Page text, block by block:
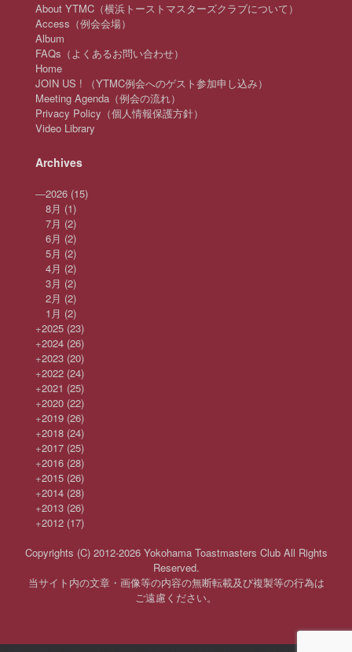
About YTMC（横浜トーストマスターズクラブについて）
Access（例会会場）
Album
FAQs（よくあるお問い合わせ）
Home
JOIN US ! （YTMC例会へのゲスト参加申し込み）
Meeting Agenda（例会の流れ）
Privacy Policy（個人情報保護方針）
Video Library
Archives
—2026 (15)
8月 (1)
7月 (2)
6月 (2)
5月 (2)
4月 (2)
3月 (2)
2月 (2)
1月 (2)
+2025 (23)
+2024 (26)
+2023 (20)
+2022 (24)
+2021 (25)
+2020 (22)
+2019 (26)
+2018 (24)
+2017 (25)
+2016 (28)
+2015 (26)
+2014 (28)
+2013 (26)
+2012 (17)
Copyrights (C) 2012-2026 Yokohama Toastmasters Club All Rights
Reserved.
当サイト内の文章・画像等の内容の無断転載及び複製等の行為は
ご遠慮ください。